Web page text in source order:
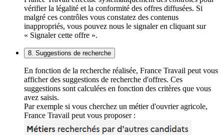
vérifier la légalité et la conformité des offres diffusées. Si
malgré ces contrôles vous constatez des contenus
inappropriés, vous pouvez nous le signaler en cliquant sur
« Signaler cette offre ».
8. Suggestions de recherche
En fonction de la recherche réalisée, France Travail peut vous
afficher des suggestions de recherche d'offres. Ces
suggestions sont calculées en fonction des critères que vous
avez saisis.
Par exemple si vous cherchez un métier d'ouvrier agricole,
France Travail peut vous proposer :